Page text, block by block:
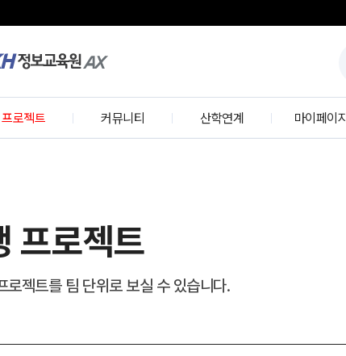
프로젝트 커뮤니티 산학연계 마이페이지
프로젝트
로젝트를 팀 단위로 보실 수 있습니다.